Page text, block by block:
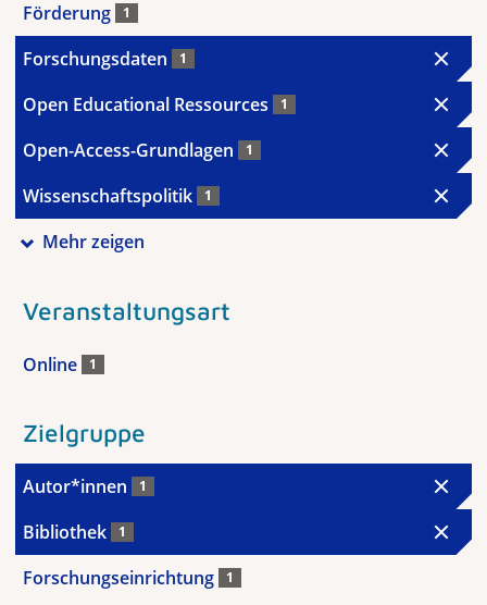
Förderung 1
Forschungsdaten 1
Open Educational Ressources 1
Open-Access-Grundlagen 1
Wissenschaftspolitik 1
Mehr zeigen
Veranstaltungsart
Online 1
Zielgruppe
Autor*innen 1
Bibliothek 1
Forschungseinrichtung 1